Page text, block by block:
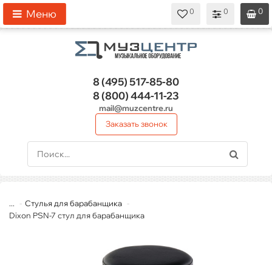
0
0
0
Меню
8 (495)517-85-80
8 (800)444-11-23
mail@muzcentre.ru
Заказать звонок
...
Стулья для барабанщика
Dixon PSN-7 стул для барабанщика